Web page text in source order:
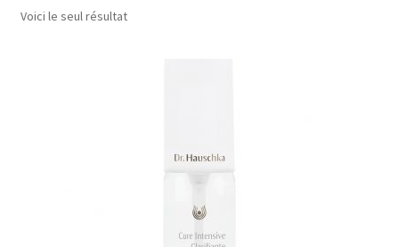
Validation de la commande
Voici le seul résultat